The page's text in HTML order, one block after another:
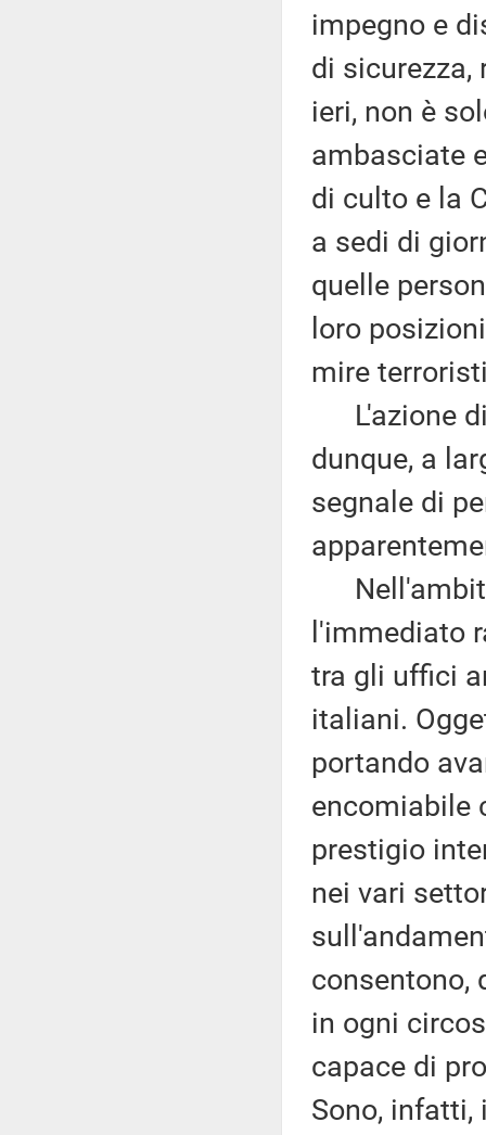
impegno e
di
ieri, non è
ambasciate
di culto e la
a sedi di
quelle
loro
mire
L'azione di
dunque, a
segnale di
l'immediato
tra gli uffici
italiani.
portando
encomiabile
prestigio
nei vari
consentono,
in ogni
capace di
Sono,